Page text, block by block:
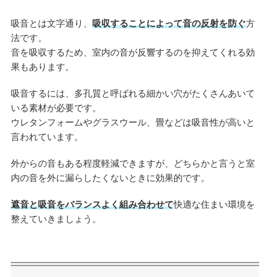
吸音とは文字通り、 吸収することによって音の反射を防ぐ方
法です。
音を吸収するため、室内の音が反響するのを抑えてくれる効
果もあります。
吸音するには、多孔質と呼ばれる細かい穴がたくさんあいて
いる素材が必要です。
ウレタンフォームやグラスウール、畳などは吸音性が高いと
言われています。
外からの音もある程度軽減できますが、どちらかと言うと室
内の音を外に漏らしたくないときに効果的です。
遮音と吸音をバランスよく組み合わせて快適な住まい環境を
整えていきましょう。